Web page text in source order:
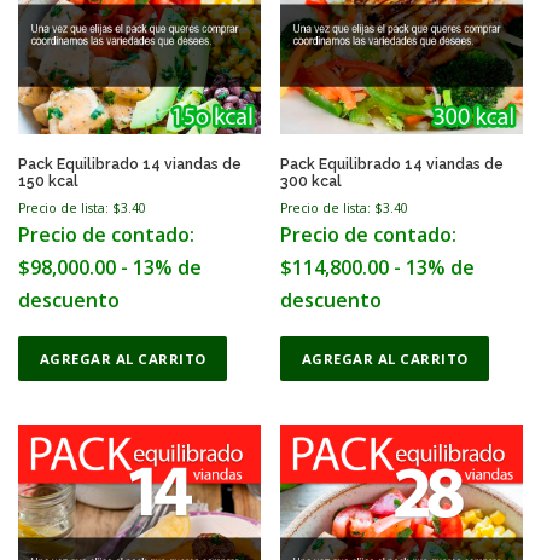
c
t
h
a
s
m
a
n
t
s
.
T
Pack Equilibrado 14 viandas de
150 kcal
Precio de lista: $3.40
Precio de contado:
$98,000.00 - 13% de
descuento
AGREGAR AL CARRITO
Pack Equilibrado 14 viandas de
300 kcal
Precio de lista: $3.40
Precio de contado:
$114,800.00 - 13% de
descuento
AGREGAR AL CARRITO